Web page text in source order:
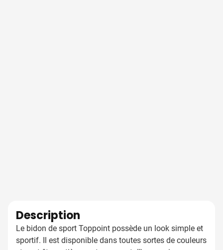
Description
Le bidon de sport Toppoint possède un look simple et
sportif. Il est disponible dans toutes sortes de couleurs